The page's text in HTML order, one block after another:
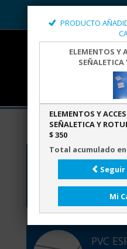
PRODUCTO
ELEMENTOS Y
ELEMENTOS Y
SEÑALETICA Y
$ 350
Total acumulado en
Mi
Acrílicos
PVC